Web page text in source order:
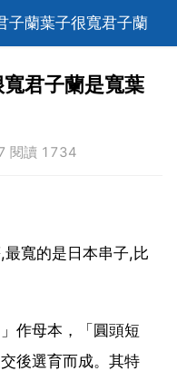
子蘭葉子很寬君子蘭
君子蘭是寬葉
閱讀 1734
寬的是日本串子,比
作母本，「圓頭短
後選育而成。其特